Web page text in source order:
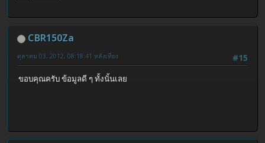
CBR150Za
#15
ตุลาคม 03, 2012, 08:18:41 หลังเที่ยง
ขอบคุณครับ ข้อมูลดี ๆ ทั้งนั้นเลย